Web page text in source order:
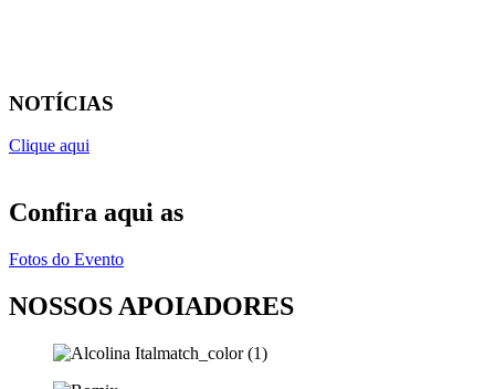
NOTÍCIAS
Clique aqui
Confira aqui as
Fotos do Evento
NOSSOS APOIADORES